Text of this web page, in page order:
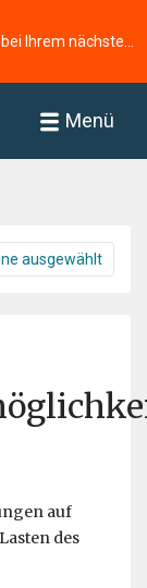
Menü
ausgewählt
auf
des